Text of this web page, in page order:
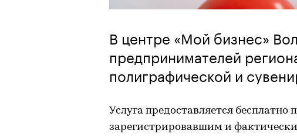
В центре «Мой бизнес»
предпринимателей
полиграфической и
Услуга предоставляется
зарегистрировавшим и